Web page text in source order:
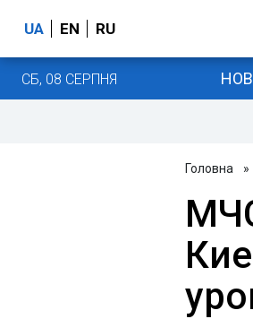
UA EN RU
СБ, 08 СЕРПНЯ
Головна »